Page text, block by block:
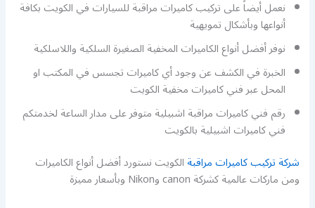
نعمل أيضاً على تركيب كاميرات مراقبة للسيارات في الكويت بكافة
أنواعها وبأشكال تمويهية
نوفر أفضل أنواع الكاميرات المخفية الصغيرة السلكية واللاسلكية
الخبرة في الكشف عن وجود أي كاميرات تجسس في المكتب او
المحل عبر فني كاميرات مخفية الكويت
رقم فني كاميرات مراقبة اشبيلية متوفر على مدار الساعة لخدمتكم
فني كاميرات اشبيلية بالكويت
شركة تركيب كاميرات مراقبةالكويت نستورد أفضل أنواع الكاميرات
ومن ماركات عالمية كشركة canon وNikon وبأسعار مميزة